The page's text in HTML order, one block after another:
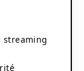
streaming